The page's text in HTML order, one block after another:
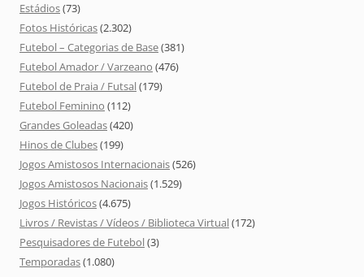
Estádios(73)
Fotos Históricas(2.302)
Futebol – Categorias de Base(381)
Futebol Amador / Varzeano (476)
Futebol de Praia / Futsal(179)
Futebol Feminino (112)
Grandes Goleadas(420)
Hinos de Clubes(199)
Jogos Amistosos Internacionais(526)
Jogos Amistosos Nacionais(1.529)
Jogos Históricos(4.675)
Livros / Revistas / Vídeos / Biblioteca Virtual(172)
Pesquisadores de Futebol(3)
Temporadas(1.080)